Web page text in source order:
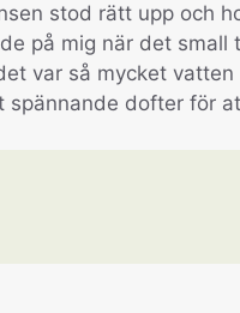
stod rätt upp och
på mig när det small
var så mycket
spännande dofter för